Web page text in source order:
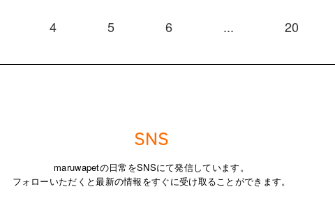
4 5 6 ... 20
SNS
maruwapetの日常をSNSにて発信しています。
フォローいただくと最新の情報をすぐに受け取ることができます。